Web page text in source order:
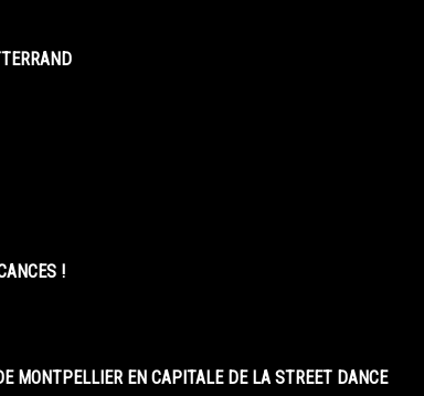
!
MONTPELLIER EN CAPITALE DE LA STREET DANCE